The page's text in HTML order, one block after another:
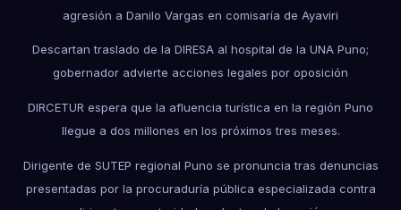
agresión a Danilo Vargas en comisaría de Ayaviri
Descartan traslado de la DIRESA al hospital de la UNA Puno;
gobernador advierte acciones legales por oposición
DIRCETUR espera que la afluencia turística en la región Puno
llegue a dos millones en los próximos tres meses.
Dirigente de SUTEP regional Puno se pronuncia tras denuncias
presentadas por la procuraduría pública especializada contra